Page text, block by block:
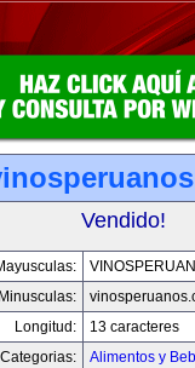
Vendido!
Minusculas:
Longitud:
13 caracteres
Categorias:
Alimentos y